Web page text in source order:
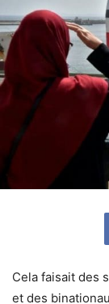
Cela faisait des
et des